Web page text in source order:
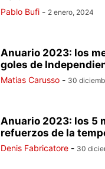
Pablo Bufi - 2 enero, 2024
Anuario 2023: los
goles de
Matias Carusso - 30
Anuario 2023: los 5
refuerzos de la
Denis Fabricatore - 30